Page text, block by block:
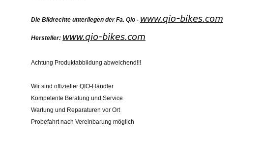
Die Bildrechte unterliegen der Fa. Qio - www.qio-bikes.com
Hersteller: www.qio-bikes.com
Achtung Produktabbildung abweichend!!!
Wir sind offizieller QIO-Händler
Kompetente Beratung und Service
Wartung und Reparaturen vor Ort
Probefahrt nach Vereinbarung möglich